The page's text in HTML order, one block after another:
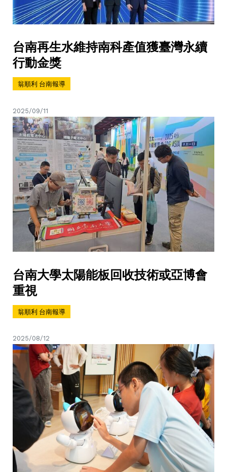
台南再生水維持南科產值獲臺灣永續
行動金獎
翁順利 台南報導
2025/09/11
台南大學太陽能板回收技術或亞博會
重視
翁順利 台南報導
2025/08/12